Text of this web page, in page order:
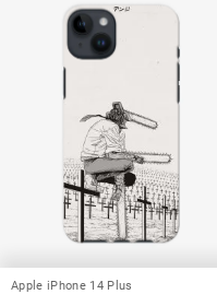
Apple iPhone 14 Plus